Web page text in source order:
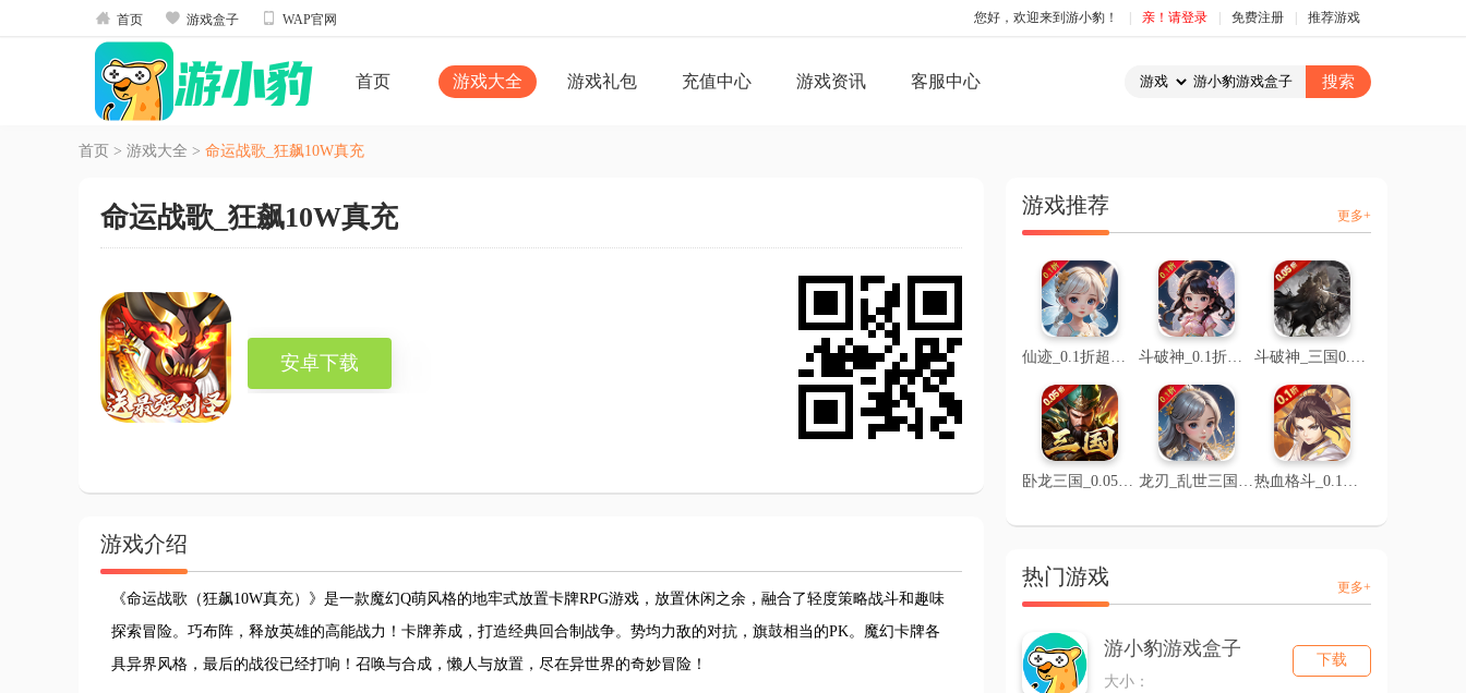
 首页  游戏盒子  WAP官网 您好，欢迎来到游小豹！ 亲！请登录 免费注册 推荐游戏
首页 游戏大全 游戏礼包 充值中心 游戏资讯 客服中心
首页 > 游戏大全 > 命运战歌_狂飙10W真充
命运战歌_狂飙10W真充
安卓下载
游戏介绍
《命运战歌（狂飙10W真充）》是一款魔幻Q萌风格的地牢式放置卡牌RPG游戏，放置休闲之余，融合了轻度策略战斗和趣味
探索冒险。巧布阵，释放英雄的高能战力！卡牌养成，打造经典回合制战争。势均力敌的对抗，旗鼓相当的PK。魔幻卡牌各
具异界风格，最后的战役已经打响！召唤与合成，懒人与放置，尽在异世界的奇妙冒险！
游戏推荐 更多+
仙迹_0.1折超级折扣 斗破神_0.1折仙帝之路 斗破神_三国0.05折文字
卧龙三国_0.05折乱世争锋 龙刃_乱世三国0.1折 热血格斗_0.1折魔化三国
热门游戏 更多+
游小豹游戏盒子
大小：
下载